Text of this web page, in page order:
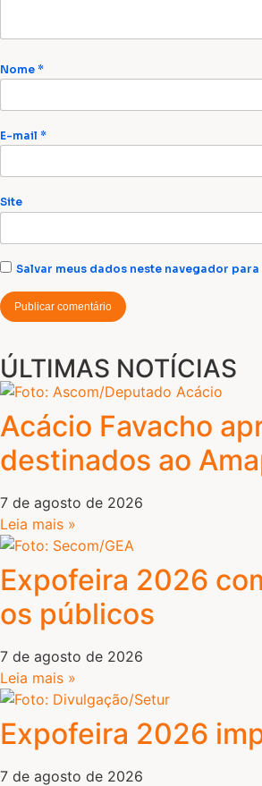
Nome *
E-mail *
Site
Salvar meus dados neste navegador
ÚLTIMAS NOTÍCIAS
Acácio Favacho
destinados ao
7 de agosto de 2026
Leia mais »
Expofeira 2026
os públicos
7 de agosto de 2026
Leia mais »
Expofeira 2026
7 de agosto de 2026